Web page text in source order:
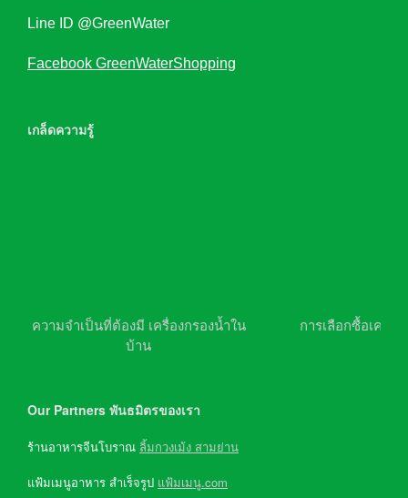
Line ID @GreenWater
Facebook GreenWaterShopping
เกล็ดความรู้
ความจำเป็นที่ต้องมี เครื่องกรองน้ำใน
บ้าน
การเลือกซื้อเครื่อ
Our Partners พันธมิตรของเรา
ร้านอาหารจีนโบราณ ลิ้มกวงเม้ง สามย่าน
แฟ้มเมนูอาหาร สำเร็จรูป แฟ้มเมนู.com